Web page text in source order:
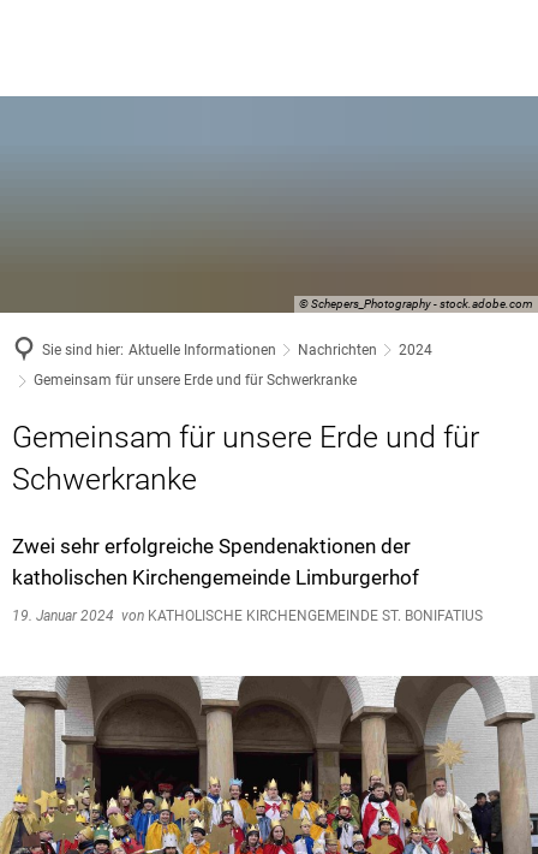
© Schepers_Photography - stock.adobe.com
Sie sind hier: Aktuelle Informationen Nachrichten
2024
Gemeinsam für unsere Erde und für Schwerkranke
Gemeinsam für unsere Erde und für
Schwerkranke
Zwei sehr erfolgreiche Spendenaktionen der
katholischen Kirchengemeinde Limburgerhof
19. Januar 2024 von KATHOLISCHE KIRCHENGEMEINDE ST. BONIFATIUS